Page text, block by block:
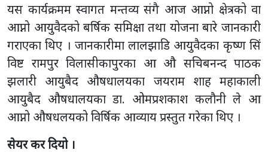
यस कार्यक्रमम स्वागत मन्तव्य संगै आज आप्नो क्षेत्रको वा
आप्नो आयुवैदको बर्षिक समिक्षा तथा योजना बारे जानकारी
गराएका थिए । जानकारीमा लालझाडि आयुवैदका कृष्ण सिं
विष्ट रामपुर विलासीकापुरका आ औ सचिबनन्द पाठक
झलारी आयुबैद औषधालयका जयराम शाह महाकाली
आयुबैद औषधालयका डा. ओमप्रशकाश कलौनी ले आ
आप्नो औषधलयको विर्षिक आव्याय प्रस्तुत गरेका थिए ।
सेयर कर दियो ।